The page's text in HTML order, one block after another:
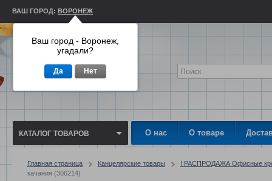
ВАШ ГОРОД: ВОРОНЕЖ
КАТАЛОГ ТОВАРОВ О нас О товаре
Главная страница Канцелярские товары
! РАСПРОДАЖА Офисные
качания (306214)
Ваш город - Воронеж,
угадали?
Да Нет